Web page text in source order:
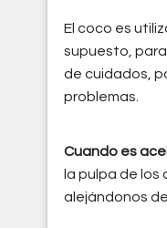
El coco es
supuesto,
de cuidados,
problemas.
Cuando es
la pulpa de
alejándonos